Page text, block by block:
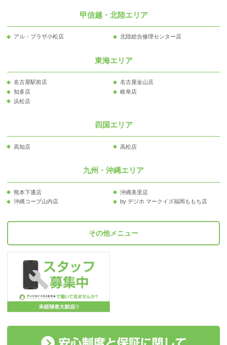
甲信越・北陸エリア
アル・プラザ小松店 北陸総合修理センター店
東海エリア
名古屋駅前店
名古屋金山店
知多店
岐阜店
浜松店
四国エリア
高知店 高松店
九州・沖縄エリア
熊本下通店
沖縄美里店
沖縄コープ山内店
by デジホ マークイズ福岡ももち店
その他メニュー